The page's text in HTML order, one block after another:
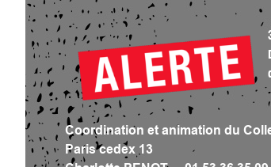
Coordination et animation du
Paris cedex 13